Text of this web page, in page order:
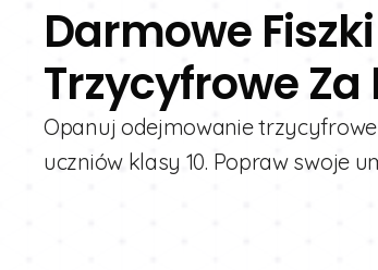
Darmowe
Trzycyfrowe Za
Opanuj odejmowanie
uczniów klasy 10. Popraw swoje